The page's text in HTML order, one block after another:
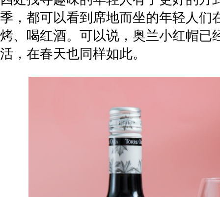
季，都可以看到席地而坐的年轻人们
烤、喝红酒。可以说，奥兰小红帽已
活，在春天也同样如此。